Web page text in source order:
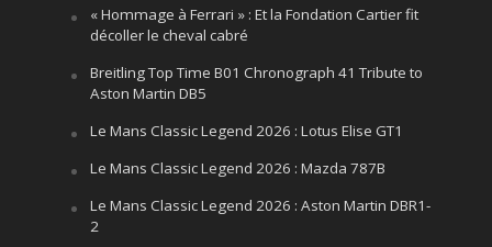
« Hommage à Ferrari » : Et la Fondation Cartier fit
décoller le cheval cabré
Breitling Top Time B01 Chronograph 41 Tribute to
Aston Martin DB5
Le Mans Classic Legend 2026 : Lotus Elise GT1
Le Mans Classic Legend 2026 : Mazda 787B
Le Mans Classic Legend 2026 : Aston Martin DBR1-
2